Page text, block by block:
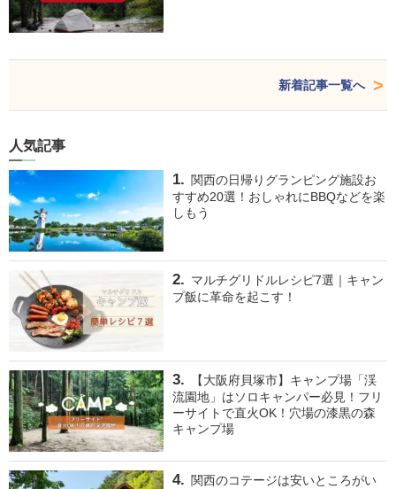
新着記事一覧へ
人気記事
関西の日帰りグランピング施設お
すすめ20選！おしゃれにBBQなどを楽
しもう
マルチグリドルレシピ7選｜キャン
プ飯に革命を起こす！
【大阪府貝塚市】キャンプ場「渓
流園地」はソロキャンパー必見！フリ
ーサイトで直火OK！穴場の漆黒の森
キャンプ場
関西のコテージは安いところがい